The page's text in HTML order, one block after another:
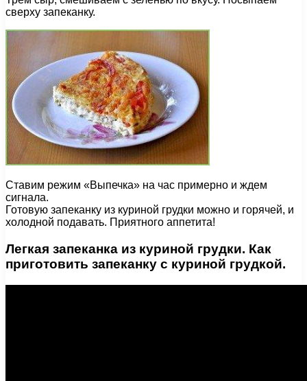
сверху запеканку.
Ставим режим «Выпечка» на час примерно и ждем
сигнала.
Готовую запеканку из куриной грудки можно и горячей, и
холодной подавать. Приятного аппетита!
Легкая запеканка из куриной грудки. Как
приготовить запеканку с куриной грудкой.